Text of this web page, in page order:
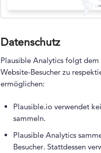
Datenschutz
Plausible Analytics folgt
Website-Besucher zu
ermöglichen:
Plausible.io verwendet
sammeln.
Plausible Analytics
Besucher. Stattdessen